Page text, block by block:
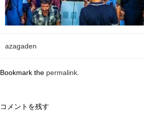
azagaden
Bookmark the permalink
コメントを残す